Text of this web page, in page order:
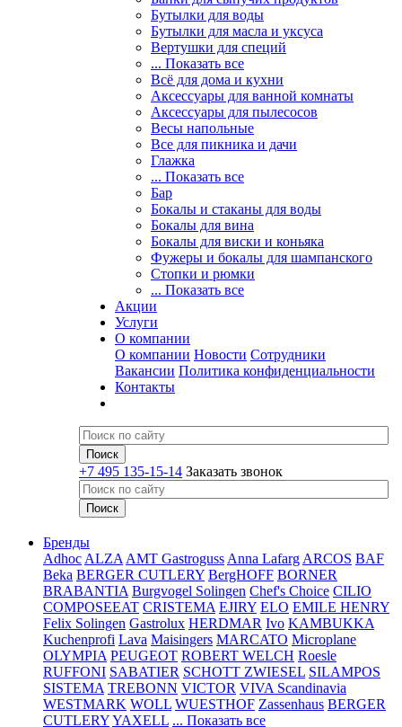
Бутылки для воды
Бутылки для масла и уксуса
Вертушки для специй
... Показать все
Всё для дома и кухни
Аксессуары для ванной комнаты
Аксессуары для пылесосов
Весы напольные
Все для пикника и дачи
Глажка
... Показать все
Бар
Бокалы и стаканы для воды
Бокалы для вина
Бокалы для виски и коньяка
Фужеры и бокалы для шампанского
Стопки и рюмки
... Показать все
Акции
Услуги
О компании
О компании Новости Сотрудники
Вакансии Политика конфиденциальности
Контакты
+7 495 135-15-14 Заказать звонок
Бренды
Adhoc ALZA AMT Gastroguss Anna Lafarg ARCOS BAF
Beka BERGER CUTLERY BergHOFF BORNER
BRABANTIA Burgvogel Solingen Chef's Choice CILIO
COMPOSEEAT CRISTEMA EJIRY ELO EMILE HENRY
Felix Solingen Gastrolux HERDMAR Ivo KAMBUKKA
Kuchenprofi Lava Maisingers MARCATO Microplane
OLYMPIA PEUGEOT ROBERT WELCH Roesle
RUFFONI SABATIER SCHOTT ZWIESEL SILAMPOS
SISTEMA TREBONN VICTOR VIVA Scandinavia
WESTMARK WOLL WUESTHOF Zassenhaus BERGER
CUTLERYYAXELL ... Показать все